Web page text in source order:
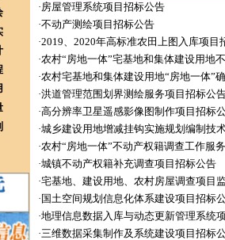
·房屋管理系统项目招标公告
·不动产测绘项目招标公告
·2019、2020年高标准农田上图入库项目
·农村“房地一体”宅基地和集体建设用地
·农村宅基地和集体建设用地“房地一体”
·洪道管理范围划界测绘服务项目招标公
·高分辨率卫星遥感影像图制作项目招标
·城乡建设用地增减挂钩实施规划编制技
·农村“房地一体”不动产权籍调查工作服
·城镇不动产权籍补充调查项目招标公告
·宅基地、建设用地、农村房屋调查项目
· 国土空间规划信息化体系建设项目招标
·地理信息数据入库与动态更新管理系统
·三维数据采集制作及系统建设项目招标